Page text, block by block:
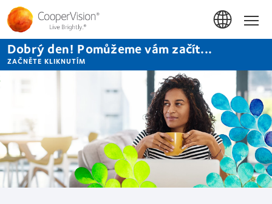
Přejít
hlavnímu
obsahu
Dobrý den! Pomůžeme vám začít...
ZAČNĚTE KLIKNUTÍM